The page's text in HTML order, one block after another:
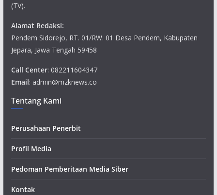
(TV).
Alamat Redaksi:
Pendem Sidorejo, RT. 01/RW. 01 Desa Pendem, Kabupaten
Jepara, Jawa Tengah 59458
Call Center: 082211604347
Email: admin@mzknews.co
Tentang Kami
Perusahaan Penerbit
Profil Media
Pedoman Pemberitaan Media Siber
Kontak